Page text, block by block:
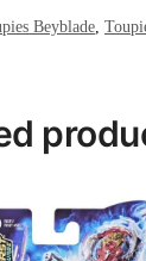
Beyblade,